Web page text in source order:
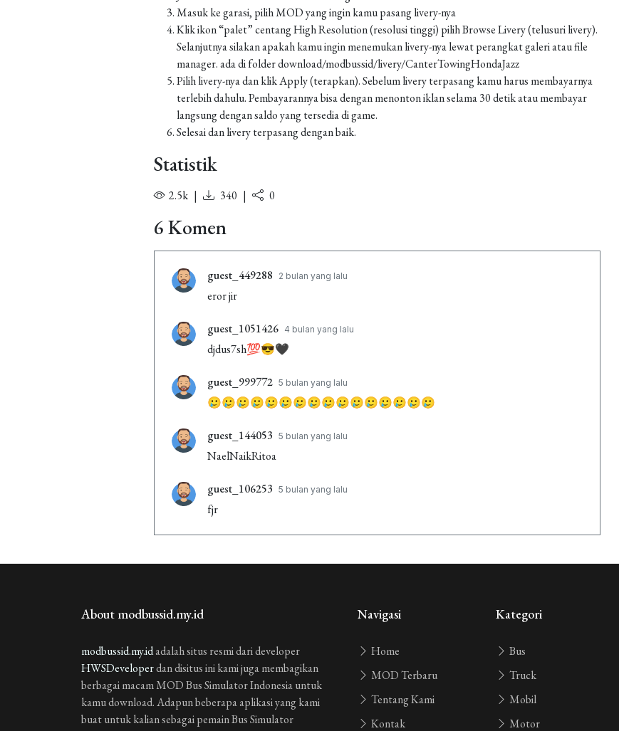
Masuk ke garasi, pilih MOD yang ingin kamu pasang livery-nya
Klik ikon “palet” centang High Resolution (resolusi tinggi) pilih Browse Livery (telusuri livery).
Selanjutnya silakan apakah kamu ingin menemukan livery-nya lewat perangkat galeri atau file
manager. ada di folder download/modbussid/livery/CanterTowingHondaJazz
Pilih livery-nya dan klik Apply (terapkan). Sebelum livery terpasang kamu harus membayarnya
terlebih dahulu. Pembayarannya bisa dengan menonton iklan selama 30 detik atau membayar
langsung dengan saldo yang tersedia di game.
Selesai dan livery terpasang dengan baik.
Statistik
2.5k | 340 | 0
6 Komen
guest_449288 2 bulan yang lalu
eror jir
guest_1051426 4 bulan yang lalu
djdus7sh💯😎🖤
guest_999772 5 bulan yang lalu
🥲🥲🥲🥲🥲🥲🥲🥲🥲🥲🥲🥲🥲🥲🥲🥲
guest_144053 5 bulan yang lalu
NaelNaikRitoa
guest_106253 5 bulan yang lalu
fjr
association
About modbussid.my.id
modbussid.my.idadalah situs resmi dari developer
HWSDeveloperdan disitus ini kami juga membagikan
berbagai macam MOD Bus Simulator Indonesia untuk
kamu download. Adapun beberapa aplikasi yang kami
buat untuk kalian sebagai pemain Bus Simulator
Navigasi
Home
MOD Terbaru
Tentang Kami
Kontak
Kategori
Bus
Truck
Mobil
Motor